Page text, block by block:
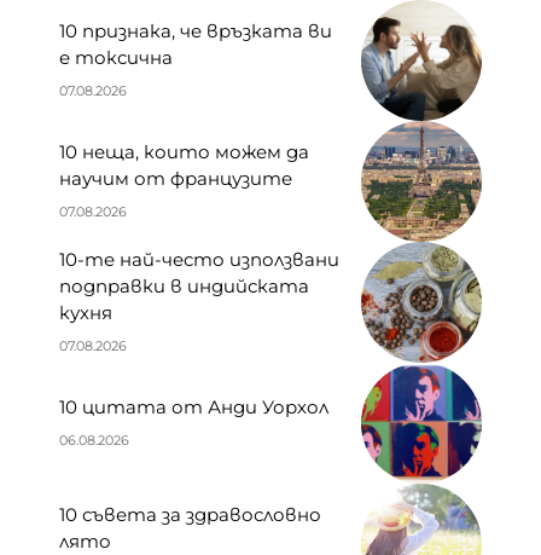
10 признака, че връзката ви
е токсична
07.08.2026
10 неща, които можем да
научим от французите
07.08.2026
10-те най-често използвани
подправки в индийската
кухня
07.08.2026
10 цитата от Анди Уорхол
06.08.2026
10 съвета за здравословно
лято